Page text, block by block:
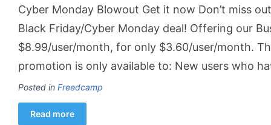
Cyber Monday Blowout Get it now Don’t miss
Black Friday/Cyber Monday deal! Offering our
$8.99/user/month, for only $3.60/user/month.
promotion is only available to: New users who
Posted in Freedcamp
Read more